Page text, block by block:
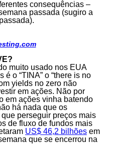
consequências –
passada (sugiro a
muito usado nos EUA
o “TINA” o “there is no
yields no zero não
em ações. Não por
em ações vinha batendo
há nada que os
perseguir preços mais
de fluxo de fundos mais
US$ 46,2 bilhões em
que se encerrou na